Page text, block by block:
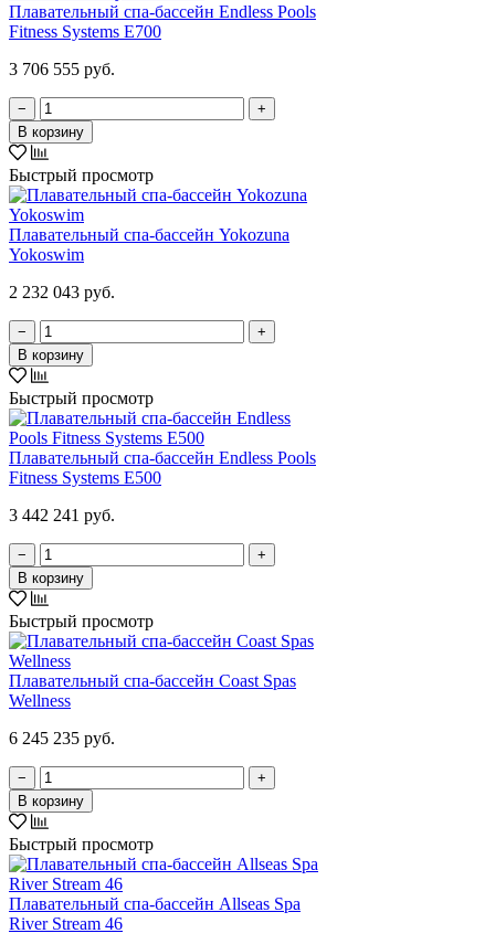
Плавательный спа-бассейн Endless Pools
Fitness Systems E700
3 706 555 руб.
−
+
В корзину
Быстрый просмотр
Плавательный спа-бассейн Yokozuna
Yokoswim
2 232 043 руб.
−
+
В корзину
Быстрый просмотр
Плавательный спа-бассейн Endless Pools
Fitness Systems E500
3 442 241 руб.
−
+
В корзину
Быстрый просмотр
Плавательный спа-бассейн Coast Spas
Wellness
6 245 235 руб.
−
+
В корзину
Быстрый просмотр
Плавательный спа-бассейн Allseas Spa
River Stream 46